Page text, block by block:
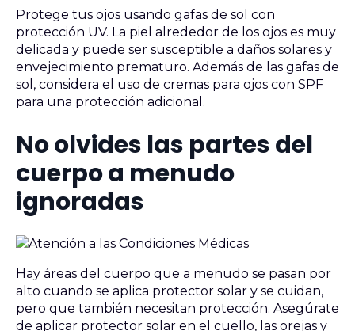
Protege tus ojos usando gafas de sol con
protección UV. La piel alrededor de los ojos es muy
delicada y puede ser susceptible a daños solares y
envejecimiento prematuro. Además de las gafas de
sol, considera el uso de cremas para ojos con SPF
para una protección adicional.
No olvides las partes del
cuerpo a menudo
ignoradas
Hay áreas del cuerpo que a menudo se pasan por
alto cuando se aplica protector solar y se cuidan,
pero que también necesitan protección. Asegúrate
de aplicar protector solar en el cuello, las orejas y